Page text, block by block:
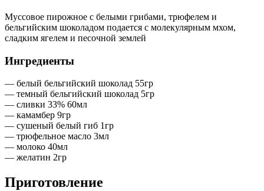
Муссовое пирожное с белыми грибами, трюфелем и
бельгийским шоколадом подается с молекулярным мхом,
сладким ягелем и песочной землей
Ингредиенты
— белый бельгийский шоколад 55гр
— темный бельгийский шоколад 5гр
— сливки 33% 60мл
— камамбер 9гр
— сушеный белый гиб 1гр
— трюфельное масло 3мл
— молоко 40мл
— желатин 2гр
Приготовление